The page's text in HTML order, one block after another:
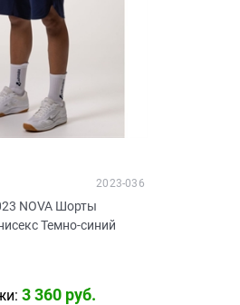
NOVA Шорты
Темно-синий
2023-036
3 360 руб.